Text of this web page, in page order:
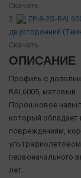
Скачать
2.
ZP-8-2S-
двусторонний
Скачать
ОПИСАНИЕ
Профиль с
RAL6005, матовый.
Порошковое
который обладает
повреждениям,
первоначального
лет.